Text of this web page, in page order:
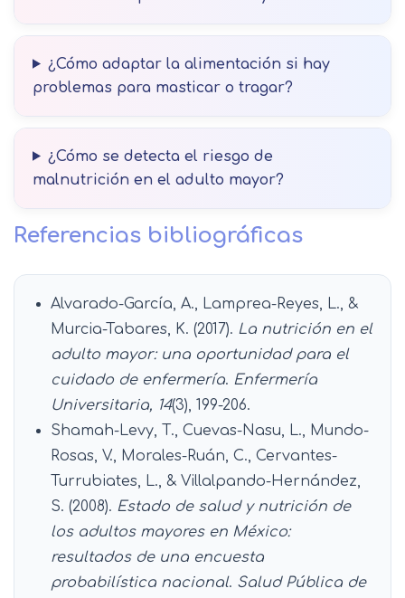
¿Cómo adaptar la alimentación si hay
problemas para masticar o tragar?
¿Cómo se detecta el riesgo de
malnutrición en el adulto mayor?
Referencias bibliográficas
Alvarado-García, A., Lamprea-Reyes, L., &
Murcia-Tabares, K. (2017). La nutrición en el
adulto mayor: una oportunidad para el
cuidado de enfermería. Enfermería
Universitaria, 14(3), 199-206.
Shamah-Levy, T., Cuevas-Nasu, L., Mundo-
Rosas, V., Morales-Ruán, C., Cervantes-
Turrubiates, L., & Villalpando-Hernández,
S. (2008). Estado de salud y nutrición de
los adultos mayores en México:
resultados de una encuesta
probabilística nacional. Salud Pública de